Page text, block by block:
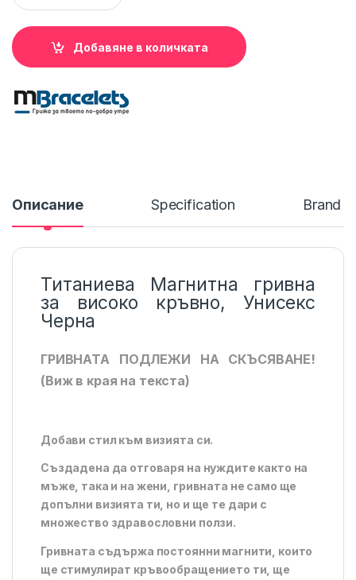
Добавяне в количката
Описание Specification Brand
Титаниева Магнитна гривна
за високо кръвно, Унисекс
Черна
ГРИВНАТА ПОДЛЕЖИ НА СКЪСЯВАНЕ!
(Виж в края на текста)
Добави стил към визията си.
Създадена да отговаря на нуждите както на
мъже, така и на жени, гривната не само ще
допълни визията ти, но и ще те дари с
множество здравословни ползи.
Гривната съдържа постоянни магнити, които
ще стимулират кръвообращението ти, ще